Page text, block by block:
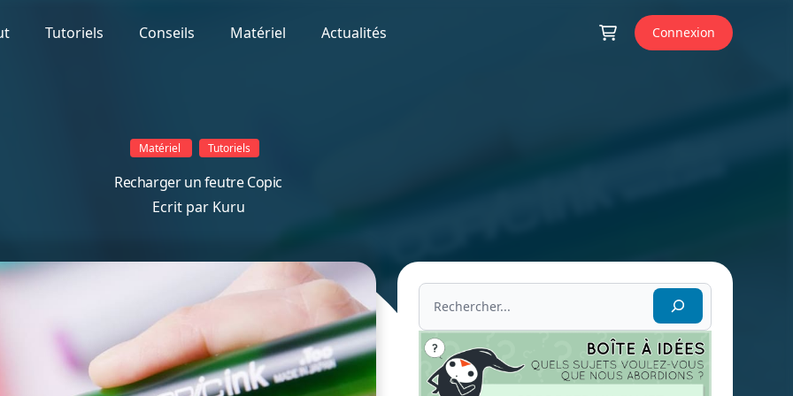
Connexion
Tutoriels Conseils Matériel Actualités
Matériel Tutoriels
Recharger un feutre Copic
Ecrit par Kuru
Rechercher